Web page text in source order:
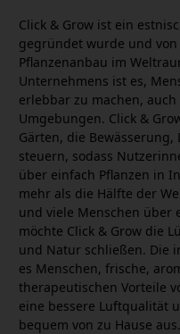
Click & Grow ist ein
gegründet wurde und
Pflanzenanbau im
Unternehmens ist es,
erlebbar zu machen,
Umgebungen. Click &
Gärten, die
steuern, sodass
über einfach Pflanzen in
mehr als die Hälfte der
und viele Menschen über
möchte Click & Grow die
und Natur schließen. Die
es Menschen, frische,
therapeutischen Vorteile
eine bessere Luftqualität
bequem von zu Hause aus.